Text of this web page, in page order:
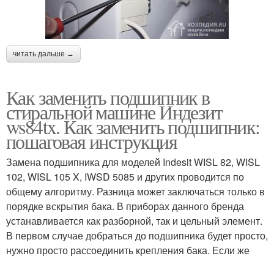
читать дальше →
Как заменить подшипник в
стиральной машине Индезит
ws84tx. Как заменить подшипник:
пошаговая инструкция
Замена подшипника для моделей Indesit WISL 82, WISL
102, WISL 105 X, IWSD 5085 и других проводится по
общему алгоритму. Разница может заключаться только в
порядке вскрытия бака. В приборах данного бренда
устанавливается как разборной, так и цельный элемент.
В первом случае добраться до подшипника будет просто,
нужно просто рассоединить крепления бака. Если же